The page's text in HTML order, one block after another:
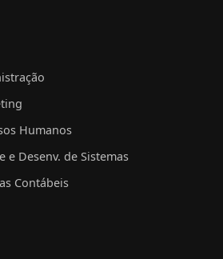
Humanos
e Desenv. de Sistemas
Contábeis